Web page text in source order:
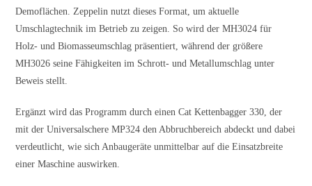
Demoflächen. Zeppelin nutzt dieses Format, um aktuelle
Umschlagtechnik im Betrieb zu zeigen. So wird der MH3024 für
Holz- und Biomasseumschlag präsentiert, während der größere
MH3026 seine Fähigkeiten im Schrott- und Metallumschlag unter
Beweis stellt.
Ergänzt wird das Programm durch einen Cat Kettenbagger 330, der
mit der Universalschere MP324 den Abbruchbereich abdeckt und dabei
verdeutlicht, wie sich Anbaugeräte unmittelbar auf die Einsatzbreite
einer Maschine auswirken.